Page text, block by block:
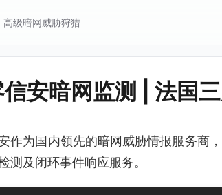
高级暗网威胁狩猎
安暗网监测 | 法国
作为国内领先的暗网威胁情报服务商
测及闭环事件响应服务。